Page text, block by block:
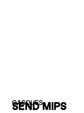
CASQUES
SEND MIPS